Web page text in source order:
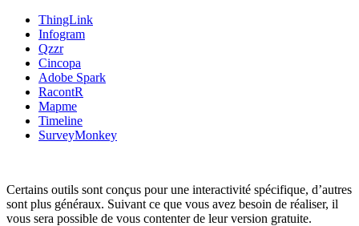
ThingLink
Infogram
Qzzr
Cincopa
Adobe Spark
RacontR
Mapme
Timeline
SurveyMonkey
Certains outils sont conçus pour une interactivité spécifique, d’autres
sont plus généraux. Suivant ce que vous avez besoin de réaliser, il
vous sera possible de vous contenter de leur version gratuite.